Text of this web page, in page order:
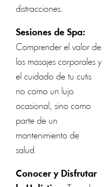
distracciones.
Sesiones de Spa:
Comprender el valor de
los masajes corporales y
el cuidado de tu cutis
no como un lujo
ocasional, sino como
parte de un
mantenimiento de
salud.
Conocer y Disfrutar